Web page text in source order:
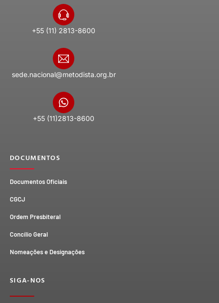
+55 (11) 2813-8600
sede.nacional@metodista.org.br
+55 (11)2813-8600
DOCUMENTOS
Documentos Oficiais
CGCJ
Ordem Presbiteral
Concílio Geral
Nomeações e Designações
SIGA-NOS